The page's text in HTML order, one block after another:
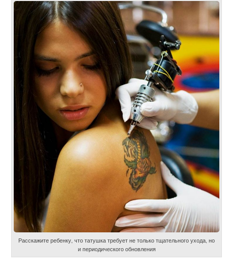
Расскажите ребенку, что татушка требует не только тщательного ухода, но
и периодического обновления